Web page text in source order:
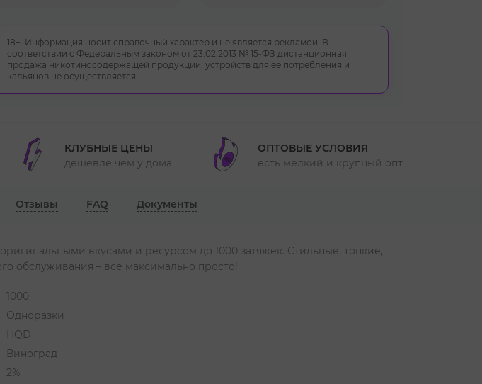
18+. Информация носит справочный характер и не является рекламой. В
соответствии с Федеральным законом от 23.02.2013 № 15-ФЗ дистанционная
продажа никотиносодержащей продукции, устройств для её потребления и
кальянов не осуществляется.
КЛУБНЫЕ ЦЕНЫ
дешевле чем у дома
ОПТОВЫЕ УСЛОВИЯ
есть мелкий и крупный опт
Отзывы FAQ Документы
вкусами и ресурсом до 1000 затяжек. Стильные, тонкие,
обслуживания – все максимально просто!
1000
Одноразки
HQD
Виноград
2%